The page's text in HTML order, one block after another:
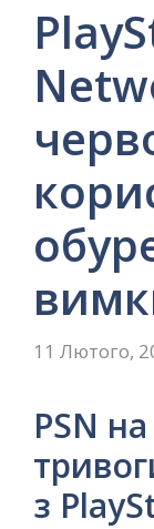
11 Лютого,
PSN
з